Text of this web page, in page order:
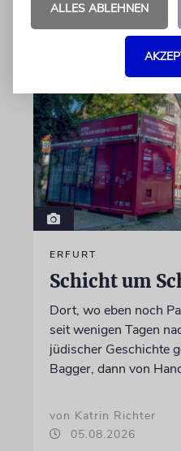
von Christine Schmitt
05.08.2026
ERFURT
Schicht um
Dort, wo eben noch
seit wenigen Tagen
jüdischer Geschichte
Bagger, dann von
von Katrin Richter
05.08.2026
ALLES ABLEHNEN